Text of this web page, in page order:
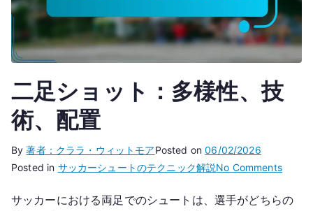
二足ショット：多様性、技
術、配置
By著者：クララ・ウィットモアPosted on06/02/2026
Posted in サッカーシュートのテクニック解説No Commentson
足
サッカーにおける両足でのシュートは、選手がどちらの